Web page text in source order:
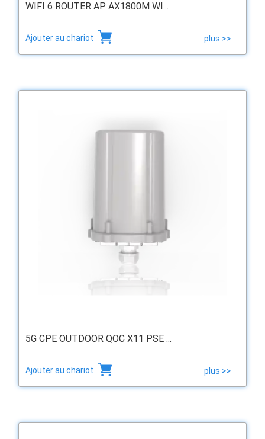
WIFI 6 ROUTER AP AX1800M WI...
Ajouter au chariot plus >>
5G CPE OUTDOOR QOC X11 PSE ...
Ajouter au chariot plus >>